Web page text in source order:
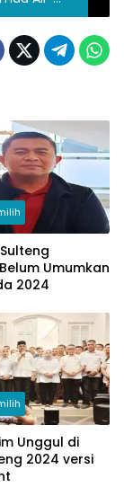
Umumkan
2024
Unggul di
2024 versi